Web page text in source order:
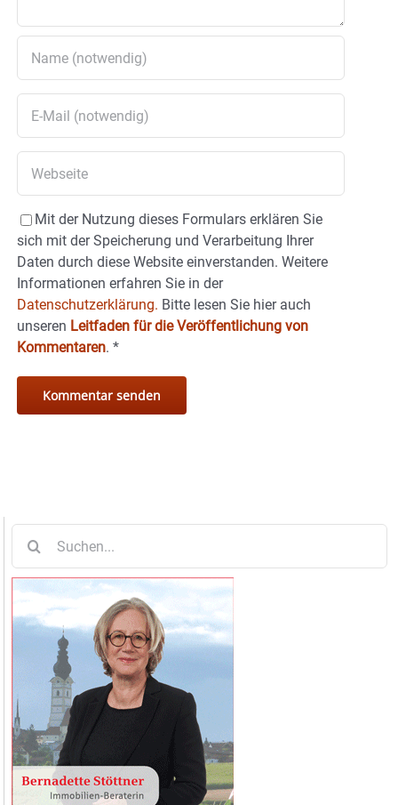
Mit der Nutzung dieses Formulars erklären Sie
sich mit der Speicherung und Verarbeitung Ihrer
Daten durch diese Website einverstanden. Weitere
Informationen erfahren Sie in der
Datenschutzerklärung. Bitte lesen Sie hier auch
unseren Leitfaden für die Veröffentlichung von
Kommentaren. *
nach: